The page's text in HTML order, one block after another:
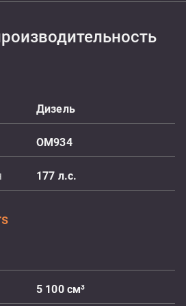
Дизель
OM934
177 л.с.
5 100 см³